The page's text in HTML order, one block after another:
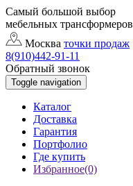
Самый большой выбор
мебельных трансформеров
Москва точки продаж
8(910)442-91-11
Обратный звонок
Toggle navigation
Каталог
Доставка
Гарантия
Портфолио
Где купить
Избранное(0)